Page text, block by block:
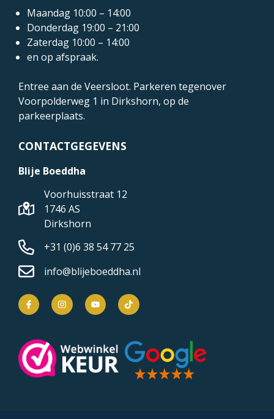
Maandag 10:00 – 14:00
Donderdag 19:00 – 21:00
Zaterdag 10:00 – 14:00
en op afspraak.
Entree aan de Veersloot. Parkeren tegenover
Voorpolderweg 1 in Dirkshorn, op de
parkeerplaats.
CONTACTGEGEVENS
Blije Boeddha
Voorhuisstraat 12
1746 AS
Dirkshorn
+31 (0)6 38 54 77 25
info@blijeboeddha.nl